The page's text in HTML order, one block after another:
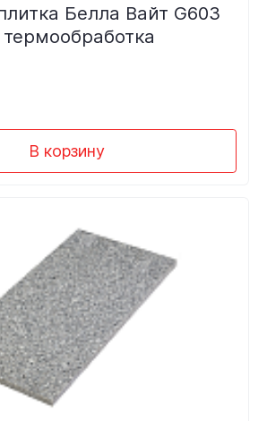
Белла Вайт G603
В корзину